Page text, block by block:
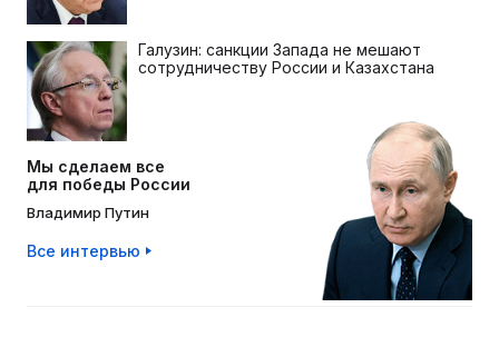
Галузин: санкции Запада не мешают
сотрудничеству России и Казахстана
Мы сделаем все
для победы России
Владимир Путин
Все интервью